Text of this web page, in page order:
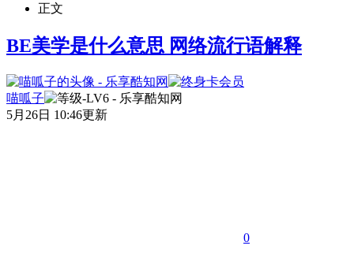
正文
BE美学是什么意思 网络流行语解释
喵呱子
5月26日 10:46更新
0